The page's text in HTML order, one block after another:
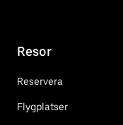
Resor
Reservera
Flygplatser